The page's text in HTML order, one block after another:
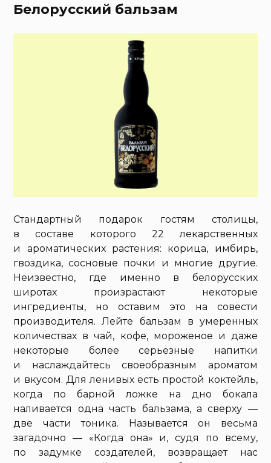
Белорусский бальзам
Стандартный подарок гостям столицы,
в составе которого 22 лекарственных
и ароматических растения: корица, имбирь,
гвоздика, сосновые почки и многие другие.
Неизвестно, где именно в белорусских
широтах произрастают некоторые
ингредиенты, но оставим это на совести
производителя. Лейте бальзам в умеренных
количествах в чай, кофе, мороженое и даже
некоторые более серьезные напитки
и наслаждайтесь своеобразным ароматом
и вкусом. Для ленивых есть простой коктейль,
когда по барной ложке на дно бокала
наливается одна часть бальзама, а сверху —
две части тоника. Называется он весьма
загадочно — «Когда она» и, судя по всему,
по задумке создателей, возвращает нас